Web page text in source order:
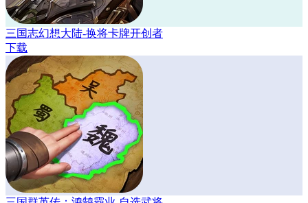
三国志幻想大陆-换将卡牌开创者
下载